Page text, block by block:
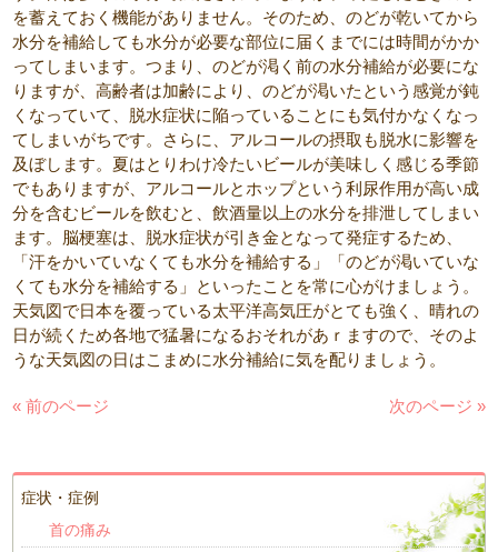
を蓄えておく機能がありません。そのため、のどが乾いてから
水分を補給しても水分が必要な部位に届くまでには時間がかか
ってしまいます。つまり、のどが渇く前の水分補給が必要にな
りますが、高齢者は加齢により、のどが渇いたという感覚が鈍
くなっていて、脱水症状に陥っていることにも気付かなくなっ
てしまいがちです。さらに、アルコールの摂取も脱水に影響を
及ぼします。夏はとりわけ冷たいビールが美味しく感じる季節
でもありますが、アルコールとホップという利尿作用が高い成
分を含むビールを飲むと、飲酒量以上の水分を排泄してしまい
ます。脳梗塞は、脱水症状が引き金となって発症するため、
「汗をかいていなくても水分を補給する」「のどが渇いていな
くても水分を補給する」といったことを常に心がけましょう。
天気図で日本を覆っている太平洋高気圧がとても強く、晴れの
日が続くため各地で猛暑になるおそれがあｒますので、そのよ
うな天気図の日はこまめに水分補給に気を配りましょう。
« 前のページ 次のページ »
症状・症例
首の痛み